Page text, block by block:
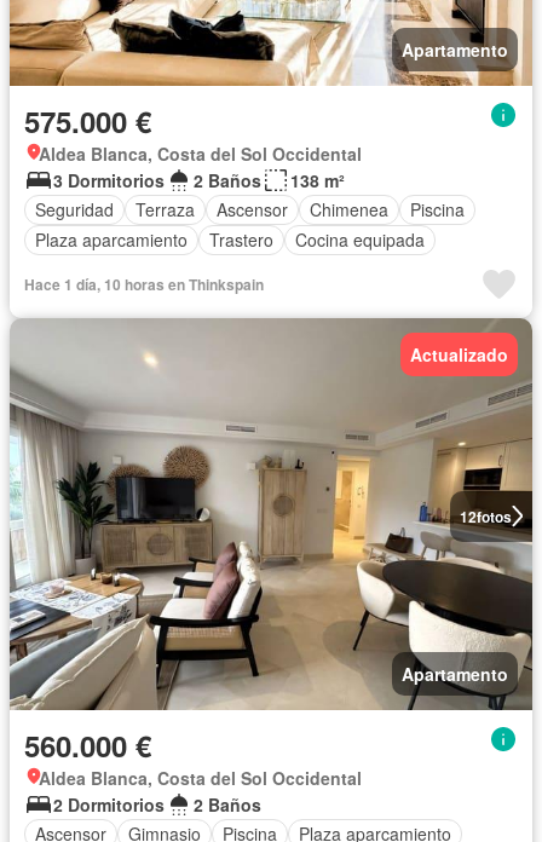
Apartamento
575.000 €
Aldea Blanca, Costa del Sol Occidental
3 Dormitorios
2 Baños
138 m²
Seguridad
Terraza Ascensor Chimenea
Piscina
Plaza aparcamiento
Trastero Cocina equipada
Hace 1 día, 10 horas en Thinkspain
12fotos
Actualizado
Apartamento
560.000 €
Aldea Blanca, Costa del Sol Occidental
2 Dormitorios
2 Baños
Ascensor
Gimnasio Piscina
Plaza aparcamiento